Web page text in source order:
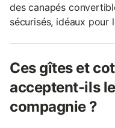
des canapés
sécurisés, idéaux pour
Ces gîtes et
acceptent-ils
compagnie ?